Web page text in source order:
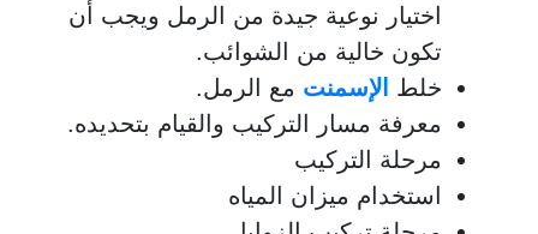
اختيار نوعية جيدة من الرمل ويجب أن
تكون خالية من الشوائب.
خلط الإسمنت مع الرمل.
معرفة مسار التركيب والقيام بتحديده.
مرحلة التركيب
استخدام ميزان المياه